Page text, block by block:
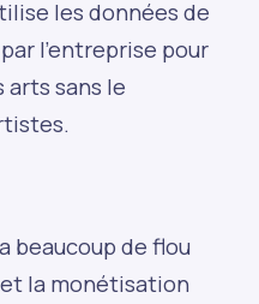
les données de
l’entreprise pour
sans le
beaucoup de flou
la monétisation